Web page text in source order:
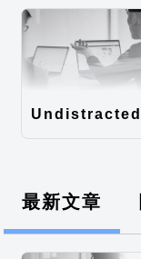
最新文章